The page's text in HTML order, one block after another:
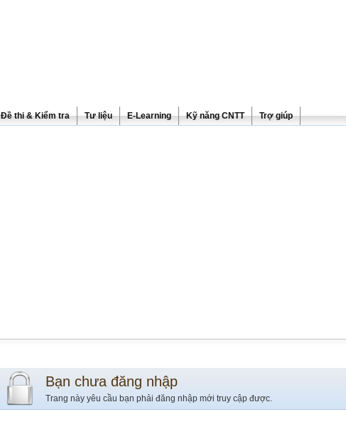
Đề thi & Kiểm tra Tư liệu E-Learning Kỹ năng CNTT Trợ giúp
Bạn chưa đăng nhập
Trang này yêu cầu bạn phải đăng nhập mới truy cập được.